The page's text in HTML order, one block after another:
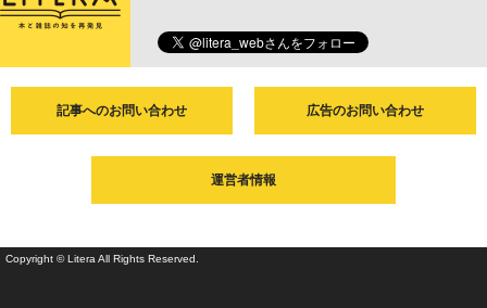
記事へのお問い合わせ 広告のお問い合わせ
運営者情報
Copyright © Litera All Rights Reserved.